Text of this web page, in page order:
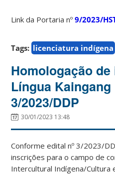
Link da Portaria nº9/2023/
Tags: licenciatura indígena
Homologação
Língua Kaingang
3/2023/DDP
30/01/2023 13:48
Conforme edital nº 3/2023/
inscrições para o campo de
Intercultural Indígena/Cultura